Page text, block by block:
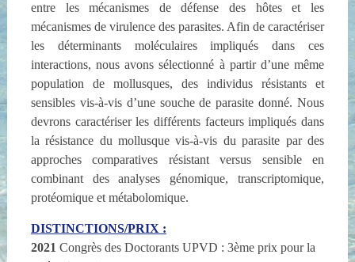
entre les mécanismes de défense des hôtes et les
mécanismes de virulence des parasites. Afin de caractériser
les déterminants moléculaires impliqués dans ces
interactions, nous avons sélectionné à partir d’une même
population de mollusques, des individus résistants et
sensibles vis-à-vis d’une souche de parasite donné. Nous
devrons caractériser les différents facteurs impliqués dans
la résistance du mollusque vis-à-vis du parasite par des
approches comparatives résistant versus sensible en
combinant des analyses génomique, transcriptomique,
protéomique et métabolomique.
DISTINCTIONS/PRIX :
2021 Congrès des Doctorants UPVD : 3ème prix pour la